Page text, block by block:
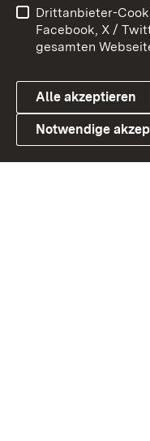
Link zum
Benutzungshinweise
Datenschutz
Drittanbieter-
Facebook, X /
gesamten
Alle akzeptieren
Notwendige